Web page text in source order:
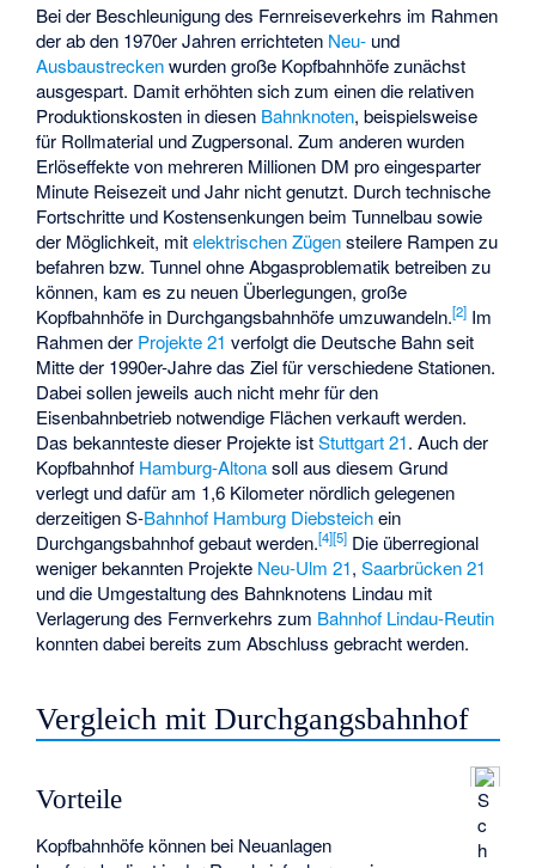
Bei der Beschleunigung des Fernreiseverkehrs im Rahmen
der ab den 1970er Jahren errichteten Neu- und
Ausbaustreckenwurden große Kopfbahnhöfe zunächst
ausgespart. Damit erhöhten sich zum einen die relativen
Produktionskosten in diesen Bahnknoten, beispielsweise
für Rollmaterial und Zugpersonal. Zum anderen wurden
Erlöseffekte von mehreren Millionen DM pro eingesparter
Minute Reisezeit und Jahr nicht genutzt. Durch technische
Fortschritte und Kostensenkungen beim Tunnelbau sowie
der Möglichkeit, mitelektrischen Zügensteilere Rampen zu
befahren bzw. Tunnel ohne Abgasproblematik betreiben zu
können, kam es zu neuen Überlegungen, große
Kopfbahnhöfe in Durchgangsbahnhöfe umzuwandeln.[2] Im
Rahmen der Projekte 21 verfolgt die Deutsche Bahn seit
Mitte der 1990er-Jahre das Ziel für verschiedene Stationen.
Dabei sollen jeweils auch nicht mehr für den
Eisenbahnbetrieb notwendige Flächen verkauft werden.
Das bekannteste dieser Projekte istStuttgart 21. Auch der
Kopfbahnhof Hamburg-Altonasoll aus diesem Grund
verlegt und dafür am 1,6 Kilometer nördlich gelegenen
derzeitigen S-Bahnhof Hamburg Diebsteichein
Durchgangsbahnhof gebaut werden.[4][5] Die überregional
weniger bekannten Projekte Neu-Ulm 21,Saarbrücken 21
und die Umgestaltung des Bahnknotens Lindau mit
Verlagerung des Fernverkehrs zum Bahnhof Lindau-Reutin
konnten dabei bereits zum Abschluss gebracht werden.
Vergleich mit Durchgangsbahnhof
S
c
h
Vorteile
Kopfbahnhöfe können bei Neuanlagen